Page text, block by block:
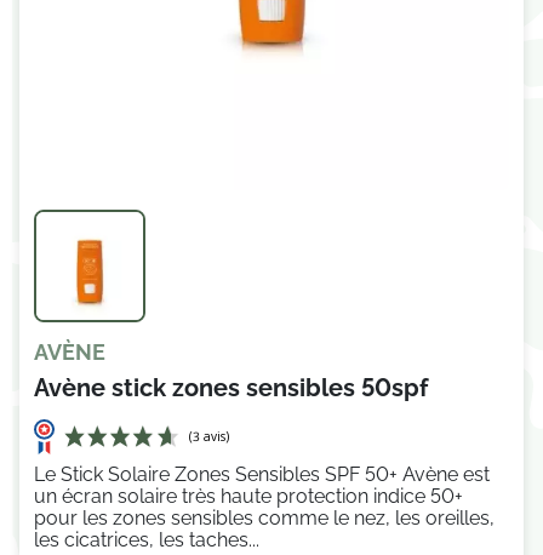
AVÈNE
Avène stick zones sensibles 50spf
Le Stick Solaire Zones Sensibles SPF 50+ Avène est
un écran solaire très haute protection indice 50+
pour les zones sensibles comme le nez, les oreilles,
les cicatrices, les taches...